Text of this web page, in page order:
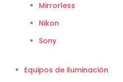
Mirrorless
Nikon
Sony
Equipos de iluminación